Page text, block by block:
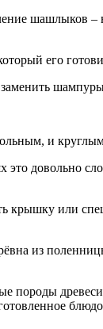
шашлыков
его
и
довольно
или
из
породы